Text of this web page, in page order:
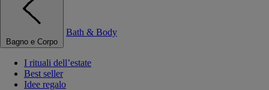
Bagno e Corpo
Bath & Body
I rituali dell’estate
Best seller
Idee regalo